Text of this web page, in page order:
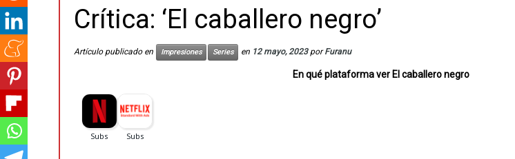
Crítica: ‘El caballero negro’
Artículo publicado en Impresiones Series en 12 mayo, 2023 porFuranu
En qué plataforma ver El caballero negro